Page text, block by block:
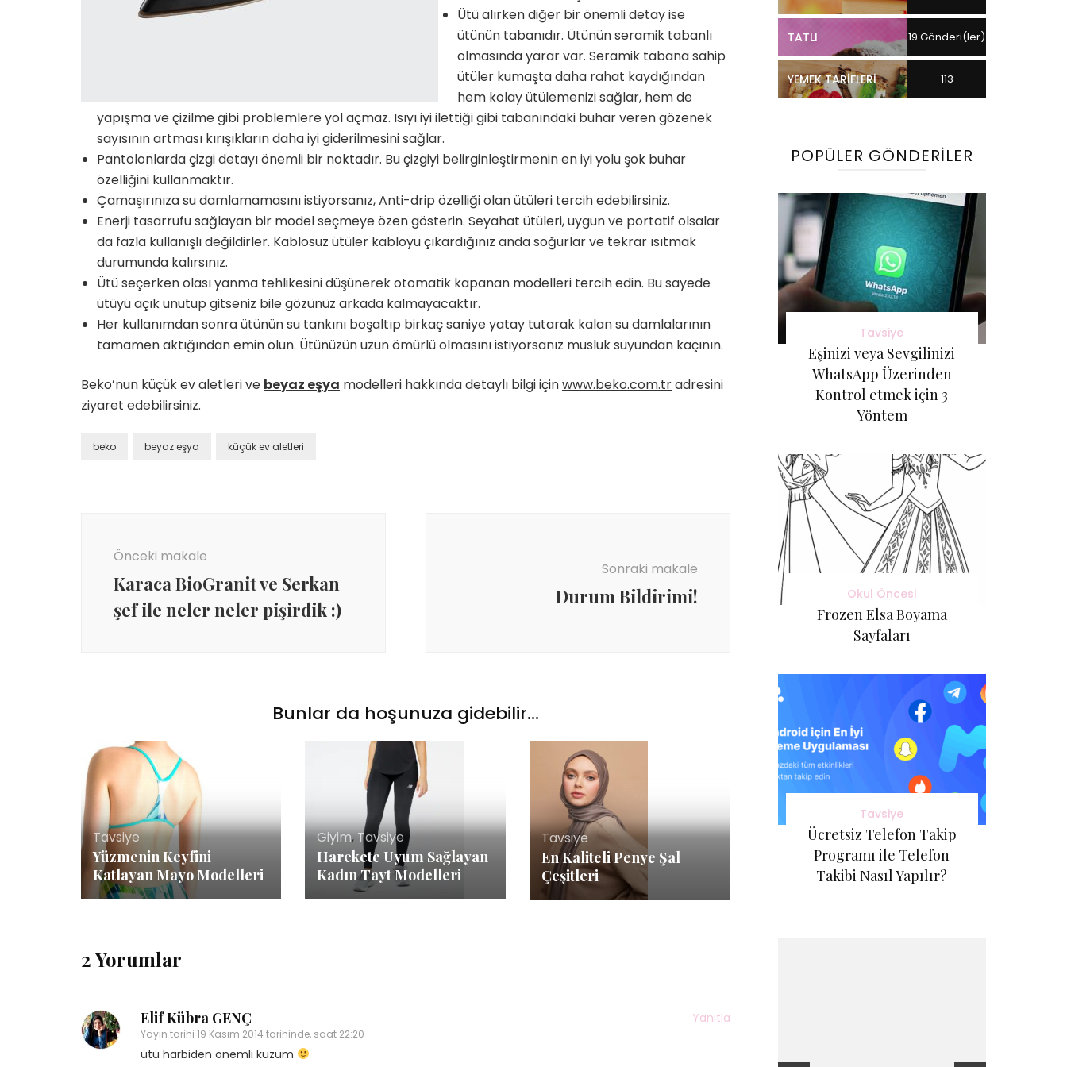
Ütü alırken diğer bir önemli detay ise
ütünün tabanıdır. Ütünün seramik tabanlı
olmasında yarar var. Seramik tabana sahip
ütüler kumaşta daha rahat kaydığından
hem kolay ütülemenizi sağlar, hem de
yapışma ve çizilme gibi problemlere yol açmaz. Isıyı iyi ilettiği gibi tabanındaki buhar veren gözenek
sayısının artması kırışıkların daha iyi giderilmesini sağlar.
Pantolonlarda çizgi detayı önemli bir noktadır. Bu çizgiyi belirginleştirmenin en iyi yolu şok buhar
özelliğini kullanmaktır.
Çamaşırınıza su damlamamasını istiyorsanız, Anti-drip özelliği olan ütüleri tercih edebilirsiniz.
Enerji tasarrufu sağlayan bir model seçmeye özen gösterin. Seyahat ütüleri, uygun ve portatif olsalar
da fazla kullanışlı değildirler. Kablosuz ütüler kabloyu çıkardığınız anda soğurlar ve tekrar ısıtmak
durumunda kalırsınız.
Ütü seçerken olası yanma tehlikesini düşünerek otomatik kapanan modelleri tercih edin. Bu sayede
ütüyü açık unutup gitseniz bile gözünüz arkada kalmayacaktır.
Her kullanımdan sonra ütünün su tankını boşaltıp birkaç saniye yatay tutarak kalan su damlalarının
tamamen aktığından emin olun. Ütünüzün uzun ömürlü olmasını istiyorsanız musluk suyundan kaçının.
Beko’nun küçük ev aletleri ve beyaz eşya modelleri hakkında detaylı bilgi içinwww.beko.com.tradresini
ziyaret edebilirsiniz.
beko beyaz eşya küçük ev aletleri
dolaşımı
Önceki makale
Karaca BioGranit ve Serkan
şef ile neler neler pişirdik :)
Sonraki makale
Durum Bildirimi!
Bunlar da hoşunuza gidebilir...
Tavsiye
Yüzmenin Keyfini
Katlayan Mayo Modelleri
Giyim,Tavsiye
Harekete Uyum Sağlayan
Kadın Tayt Modelleri
Tavsiye
En Kaliteli Penye Şal
Çeşitleri
2 Yorumlar
Elif Kübra GENÇ
Yayın tarihi 19 Kasım 2014 tarihinde, saat 22:20
Yanıtla
ütü harbiden önemli kuzum
TATLI 19 Gönderi(ler)
YEMEK TARIFLERI 113
POPÜLER GÖNDERILER
Tavsiye
Eşinizi veya Sevgilinizi
WhatsApp Üzerinden
Kontrol etmek için 3
Yöntem
Okul Öncesi
Frozen Elsa Boyama
Sayfaları
Tavsiye
Ücretsiz Telefon Takip
Programı ile Telefon
Takibi Nasıl Yapılır?